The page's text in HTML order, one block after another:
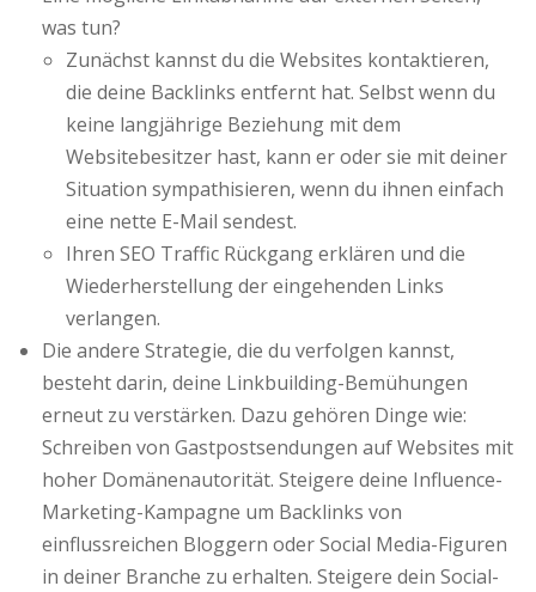
was tun?
Zunächst kannst du die Websites kontaktieren,
die deine Backlinks entfernt hat. Selbst wenn du
keine langjährige Beziehung mit dem
Websitebesitzer hast, kann er oder sie mit deiner
Situation sympathisieren, wenn du ihnen einfach
eine nette E-Mail sendest.
Ihren SEO Traffic Rückgang erklären und die
Wiederherstellung der eingehenden Links
verlangen.
Die andere Strategie, die du verfolgen kannst,
besteht darin, deine Linkbuilding-Bemühungen
erneut zu verstärken. Dazu gehören Dinge wie:
Schreiben von Gastpostsendungen auf Websites mit
hoher Domänenautorität. Steigere deine Influence-
Marketing-Kampagne um Backlinks von
einflussreichen Bloggern oder Social Media-Figuren
in deiner Branche zu erhalten. Steigere dein Social-